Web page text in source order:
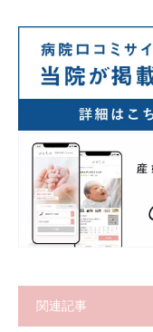
関連記事